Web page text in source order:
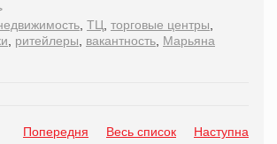
ТЦ торговые центры
ритейлеры вакантность Марьяна
Попередня Весь список Наступна